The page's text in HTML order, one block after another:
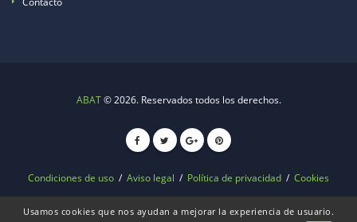
ABAT© 2026. Reservados todos los derechos.
Condiciones de uso / Aviso legal / Política de privacidad / Cookies
Usamos cookies que nos ayudan a mejorar la experiencia de usuario.